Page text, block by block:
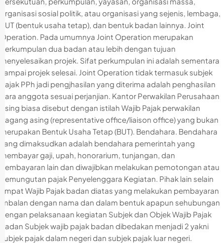
organisasi sosial politik, atau organisasi yang sejenis, lembaga,
BUT (bentuk usaha tetap), dan bentuk badan lainnya. Joint
Operation. Pada umumnya Joint Operation merupakan
perkumpulan dua badan atau lebih dengan tujuan
menyelesaikan projek. Sifat perkumpulan ini adalah sementara
sampai projek selesai. Joint Operation tidak termasuk subjek
pajak PPh jadi pengjhasilan yang diterima adalah penghasilan
para anggota sesuai perjanjian. Kantor Perwakilan Perusahaan
Asing biasa disebut dengan istilah Wajib Pajak perwakilan
dagang asing (representative office/liaison office) yang bukan
merupakan Bentuk Usaha Tetap (BUT). Bendahara. Bendahara
yang dimaksudkan adalah bendahara pemerintah yang
membayar gaji, upah, honorarium, tunjangan, dan
pembayaran lain dan diwajibkan melakukan pemotongan atau
pemungutan pajak Penyelenggara Kegiatan. Pihak lain selain
empat Wajib Pajak badan diatas yang melakukan pembayaran
imbalan dengan nama dan dalam bentuk apapun sehubungan
dengan pelaksanaan kegiatan Subjek dan Objek Wajib Pajak
Badan Subjek wajib pajak badan dibedakan menjadi 2 yakni
subjek pajak dalam negeri dan subjek pajak luar negeri.